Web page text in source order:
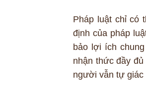
Pháp luật chỉ có
định của pháp
bảo lợi ích
nhận thức đầy
người vẫn tự giác